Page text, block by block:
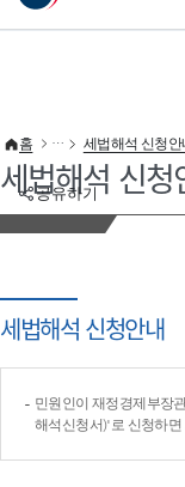
이 누리집은 대한민국 공식
공유하기
홈 세법해석 신청안
세법해석 신청
세법해석 신청안내
민원인이 재정경제부장
해석신청서)'로 신청하면